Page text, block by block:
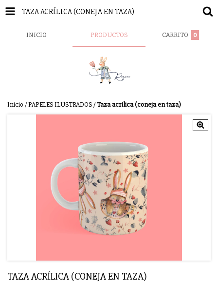
TAZA ACRÍLICA (CONEJA EN TAZA)
INICIO PRODUCTOS CARRITO 0
Inicio /PAPELES ILUSTRADOS/Taza acrílica (coneja en taza)
TAZA ACRÍLICA (CONEJA EN TAZA)